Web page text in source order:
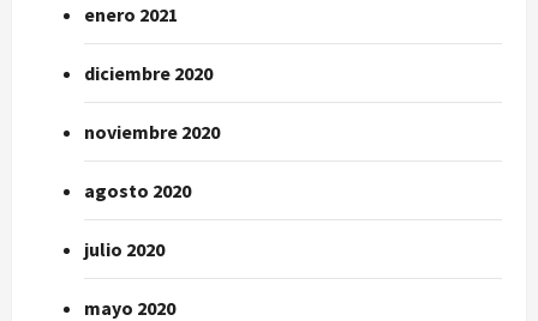
enero 2021
diciembre 2020
noviembre 2020
agosto 2020
julio 2020
mayo 2020